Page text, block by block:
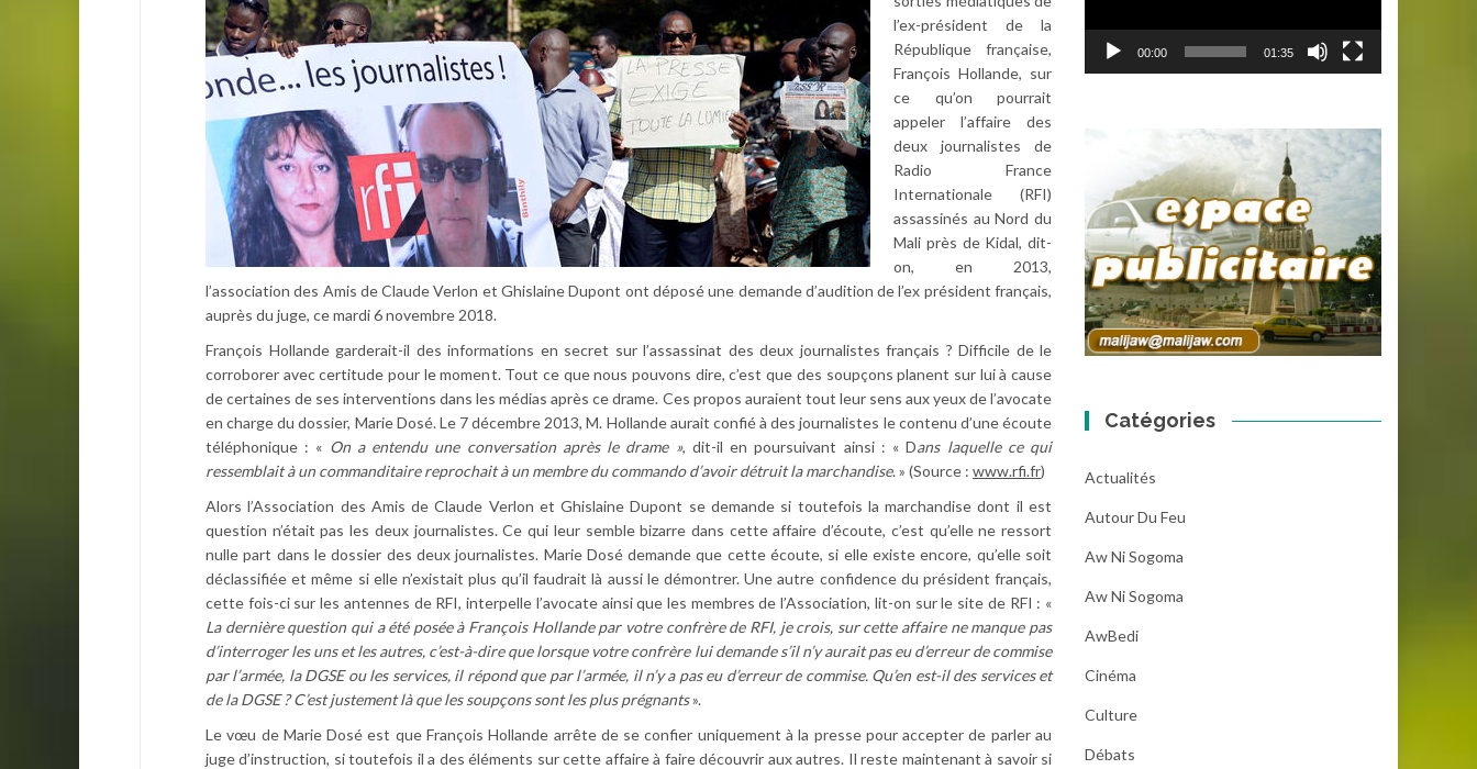
l’ex-président de la
République française,
François Hollande, sur
ce qu’on pourrait
appeler l’affaire des
deux journalistes de
Radio France
Internationale (RFI)
assassinés au Nord du
Mali près de Kidal, dit-
on, en 2013,
l’association des Amis de Claude Verlon et Ghislaine Dupont ont déposé une demande d’audition de l’ex président français,
auprès du juge, ce mardi 6 novembre 2018.
François Hollande garderait-il des informations en secret sur l’assassinat des deux journalistes français ? Difficile de le
corroborer avec certitude pour le moment. Tout ce que nous pouvons dire, c’est que des soupçons planent sur lui à cause
de certaines de ses interventions dans les médias après ce drame. Ces propos auraient tout leur sens aux yeux de l’avocate
en charge du dossier, Marie Dosé. Le 7 décembre 2013, M. Hollande aurait confié à des journalistes le contenu d’une écoute
téléphonique : « On a entendu une conversation après le drame », dit-il en poursuivant ainsi : « Dans laquelle ce qui
ressemblait à un commanditaire reprochait à un membre du commando d’avoir détruit la marchandise. » (Source : www.rfi.fr)
Alors l’Association des Amis de Claude Verlon et Ghislaine Dupont se demande si toutefois la marchandise dont il est
question n’était pas les deux journalistes. Ce qui leur semble bizarre dans cette affaire d’écoute, c’est qu’elle ne ressort
nulle part dans le dossier des deux journalistes. Marie Dosé demande que cette écoute, si elle existe encore, qu’elle soit
déclassifiée et même si elle n’existait plus qu’il faudrait là aussi le démontrer. Une autre confidence du président français,
cette fois-ci sur les antennes de RFI, interpelle l’avocate ainsi que les membres de l’Association, lit-on sur le site de RFI : «
La dernière question qui a été posée à François Hollande par votre confrère de RFI, je crois, sur cette affaire ne manque pas
d’interroger les uns et les autres, c’est-à-dire que lorsque votre confrère lui demande s’il n’y aurait pas eu d’erreur de commise
par l’armée, la DGSE ou les services, il répond que par l’armée, il n’y a pas eu d’erreur de commise. Qu’en est-il des services et
de la DGSE ? C’est justement là que les soupçons sont les plus prégnants».
Le vœu de Marie Dosé est que François Hollande arrête de se confier uniquement à la presse pour accepter de parler au
juge d’instruction, si toutefois il a des éléments sur cette affaire à faire découvrir aux autres. Il reste maintenant à savoir si
00:00 01:35
Catégories
Actualités
Autour Du Feu
Aw Ni Sogoma
Aw Ni Sogoma
AwBedi
Cinéma
Culture
Débats